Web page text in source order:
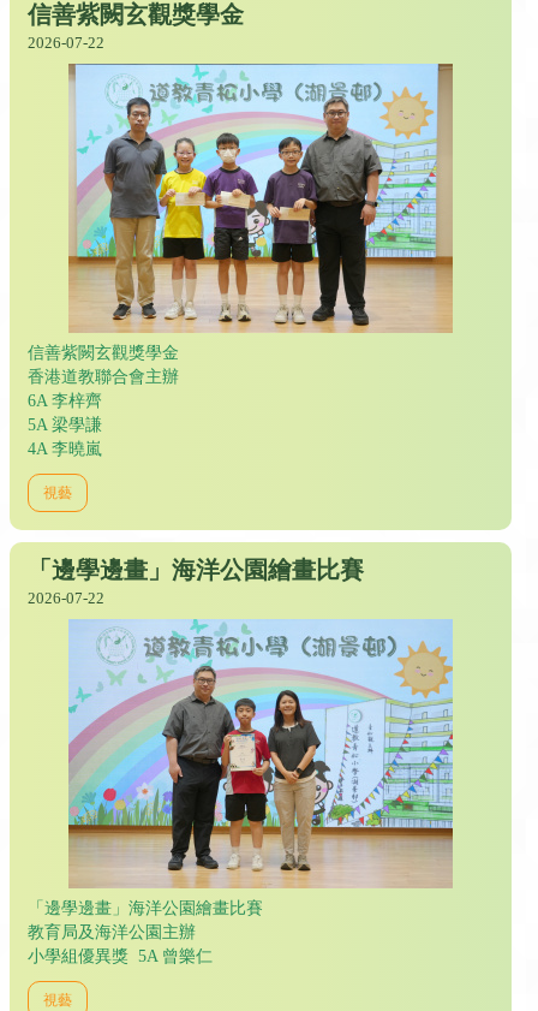
信善紫闕玄觀獎學金
2026-07-22
信善紫闕玄觀獎學金
香港道教聯合會主辦
6A 李梓齊
5A 梁學謙
4A 李曉嵐
視藝
「邊學邊畫」海洋公園繪畫比賽
2026-07-22
「邊學邊畫」海洋公園繪畫比賽
教育局及海洋公園主辦
小學組優異獎 5A 曾樂仁
視藝